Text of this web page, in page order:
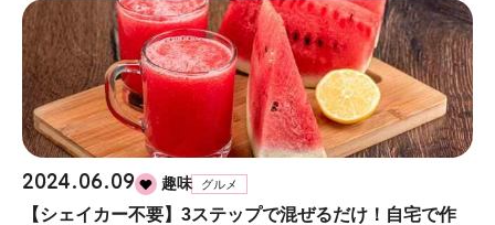
2024.06.09 趣味 グルメ
【シェイカー不要】3ステップで混ぜるだけ！自宅で作